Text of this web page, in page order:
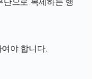
으로 복제하는 행
야 합니다.